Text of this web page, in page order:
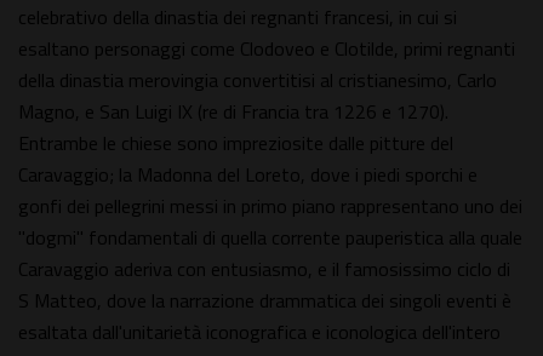
celebrativo della dinastia dei regnanti francesi, in cui si
esaltano personaggi come Clodoveo e Clotilde, primi regnanti
della dinastia merovingia convertitisi al cristianesimo, Carlo
Magno, e San Luigi IX (re di Francia tra 1226 e 1270).
Entrambe le chiese sono impreziosite dalle pitture del
Caravaggio; la Madonna del Loreto, dove i piedi sporchi e
gonfi dei pellegrini messi in primo piano rappresentano uno dei
"dogmi" fondamentali di quella corrente pauperistica alla quale
Caravaggio aderiva con entusiasmo, e il famosissimo ciclo di
S Matteo, dove la narrazione drammatica dei singoli eventi è
esaltata dall'unitarietà iconografica e iconologica dell'intero